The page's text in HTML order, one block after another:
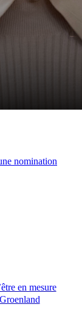
nomination
en mesure